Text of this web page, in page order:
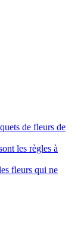
de fleurs de
les règles à
fleurs qui ne